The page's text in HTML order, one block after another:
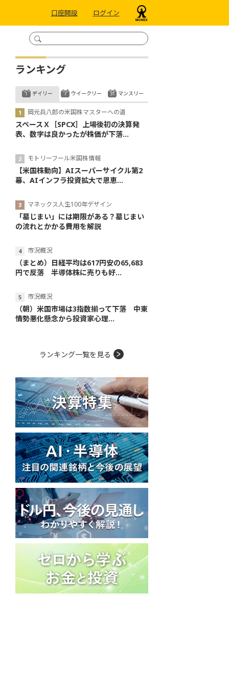
口座開設 ログイン
ランキング
デイリー
岡元兵八郎の米国株マスターへの道
スペースＸ［SPCX］上場後初の決算発
表、数字は良かったが株価が下落...
モトリーフール米国株情報
【米国株動向】AIスーパーサイクル第2
幕、AIインフラ投資拡大で恩恵...
マネックス人生100年デザイン
「墓じまい」には期限がある？墓じまい
の流れとかかる費用を解説
市況概況
（まとめ）日経平均は617円安の65,683
円で反落 半導体株に売りも好...
市況概況
（朝）米国市場は3指数揃って下落 中東
情勢悪化懸念から投資家心理...
ウイークリー マンスリー
ランキング一覧を見る